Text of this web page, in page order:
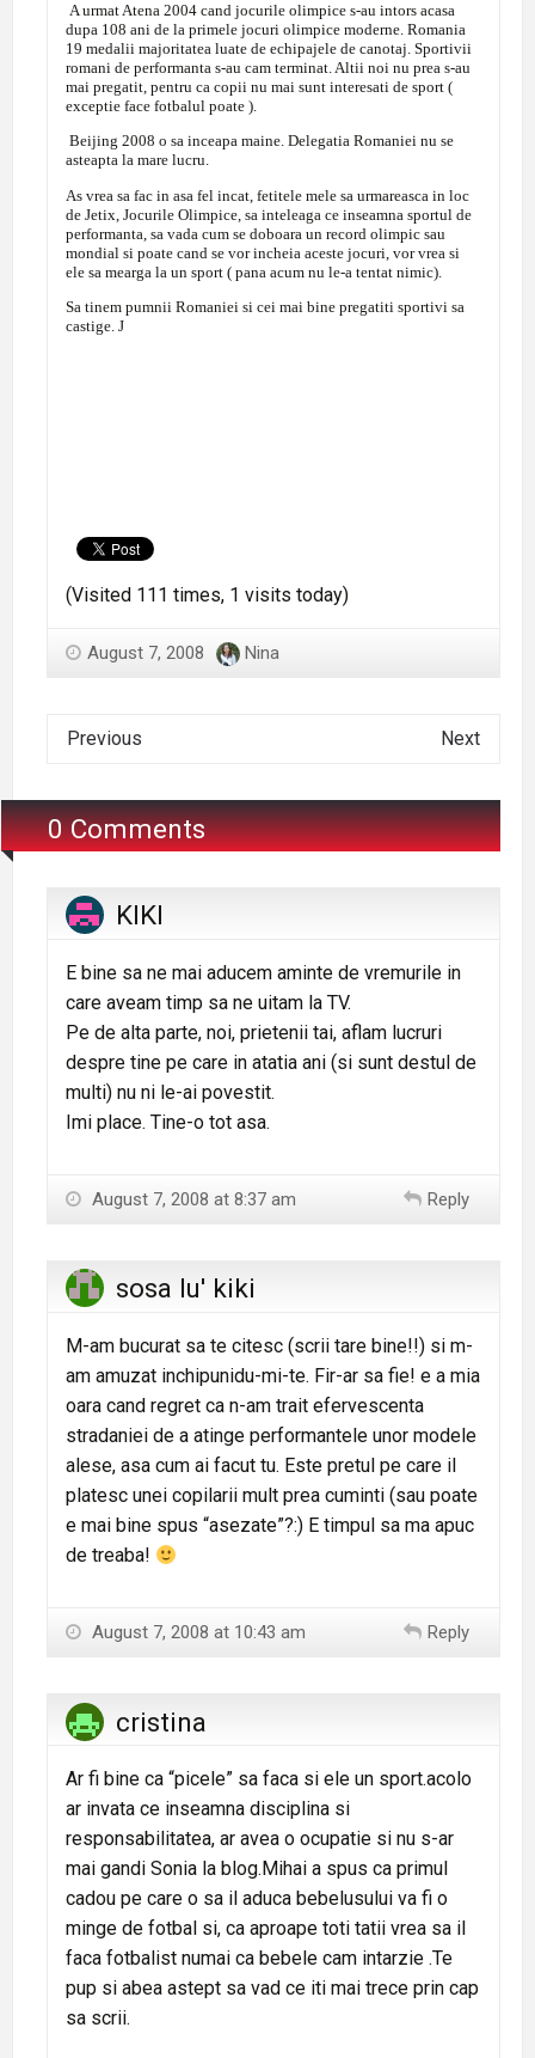
A urmat Atena 2004 cand jocurile olimpice s-au intors acasa
dupa 108 ani de la primele jocuri olimpice moderne. Romania
19 medalii majoritatea luate de echipajele de canotaj. Sportivii
romani de performanta s-au cam terminat. Altii noi nu prea s-au
mai pregatit, pentru ca copii nu mai sunt interesati de sport (
exceptie face fotbalul poate ).
Beijing 2008 o sa inceapa maine. Delegatia Romaniei nu se
asteapta la mare lucru.
As vrea sa fac in asa fel incat, fetitele mele sa urmareasca in loc
de Jetix, Jocurile Olimpice, sa inteleaga ce inseamna sportul de
performanta, sa vada cum se doboara un record olimpic sau
mondial si poate cand se vor incheia aceste jocuri, vor vrea si
ele sa mearga la un sport ( pana acum nu le-a tentat nimic).
Sa tinem pumnii Romaniei si cei mai bine pregatiti sportivi sa
castige. J
(Visited 111 times, 1 visits today)
August 7, 2008 Nina
Previous Next
0 Comments
KIKI
E bine sa ne mai aducem aminte de vremurile in
care aveam timp sa ne uitam la TV.
Pe de alta parte, noi, prietenii tai, aflam lucruri
despre tine pe care in atatia ani (si sunt destul de
multi) nu ni le-ai povestit.
Imi place. Tine-o tot asa.
August 7, 2008 at 8:37 am Reply
sosa lu' kiki
M-am bucurat sa te citesc (scrii tare bine!!) si m-
am amuzat inchipunidu-mi-te. Fir-ar sa fie! e a mia
oara cand regret ca n-am trait efervescenta
stradaniei de a atinge performantele unor modele
alese, asa cum ai facut tu. Este pretul pe care il
platesc unei copilarii mult prea cuminti (sau poate
e mai bine spus “asezate”?:) E timpul sa ma apuc
de treaba!
August 7, 2008 at 10:43 am Reply
cristina
Ar fi bine ca “picele” sa faca si ele un sport.acolo
ar invata ce inseamna disciplina si
responsabilitatea, ar avea o ocupatie si nu s-ar
mai gandi Sonia la blog.Mihai a spus ca primul
cadou pe care o sa il aduca bebelusului va fi o
minge de fotbal si, ca aproape toti tatii vrea sa il
faca fotbalist numai ca bebele cam intarzie .Te
pup si abea astept sa vad ce iti mai trece prin cap
sa scrii.